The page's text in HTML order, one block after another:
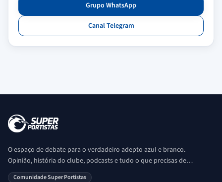
Grupo WhatsApp
Canal Telegram
O espaço de debate para o verdadeiro adepto azul e branco.
Opinião, história do clube, podcasts e tudo o que precisas de
saber sobre o universo Porto. Ser Porto é aqui!
Comunidade Super Portistas